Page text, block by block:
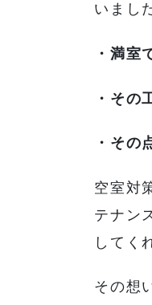
いまし
・満室
・その
・その
空室対
テナン
してく
その想